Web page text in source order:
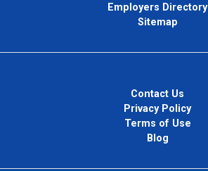
Employers Directory
Sitemap
Contact Us
Privacy Policy
Terms of Use
Blog